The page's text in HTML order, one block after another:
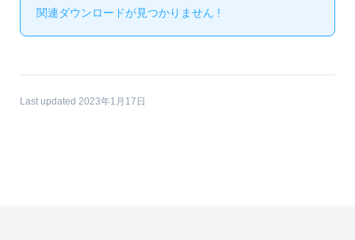
関連ダウンロードが見つかりません !
Last updated 2023年1月17日